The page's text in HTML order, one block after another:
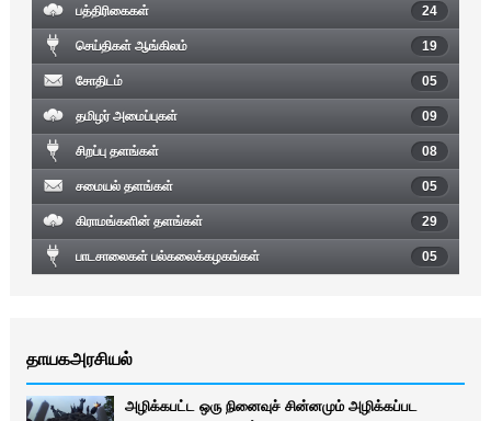
பத்திரிகைகள் 24
செய்திகள் ஆங்கிலம் 19
சோதிடம் 05
தமிழர் அமைப்புகள் 09
சிறப்பு தளங்கள் 08
சமையல் தளங்கள் 05
கிராமங்களின் தளங்கள் 29
பாடசாலைகள் பல்கலைக்கழகங்கள் 05
தாயகஅரசியல்
அழிக்கபட்ட ஒரு நினைவுச் சின்னமும் அழிக்கப்பட